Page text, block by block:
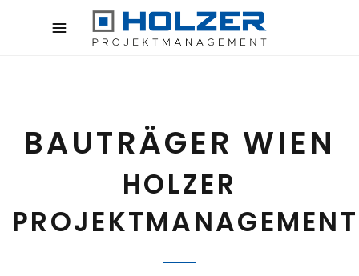
BAUTRÄGER WIEN
HOLZER
PROJEKTMANAGEMENT